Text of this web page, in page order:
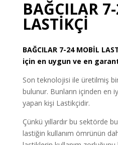
BAĞCILAR
LASTİKÇİ
BAĞCILAR 7-24 MOBİL
için en uygun ve en
Son teknolojisi ile üretilmiş
bulunur. Bunların içinden en
yapan kişi Lastikçidir.
Çünkü yıllardır bu sektörde
lastiğin kullanım ömrünün